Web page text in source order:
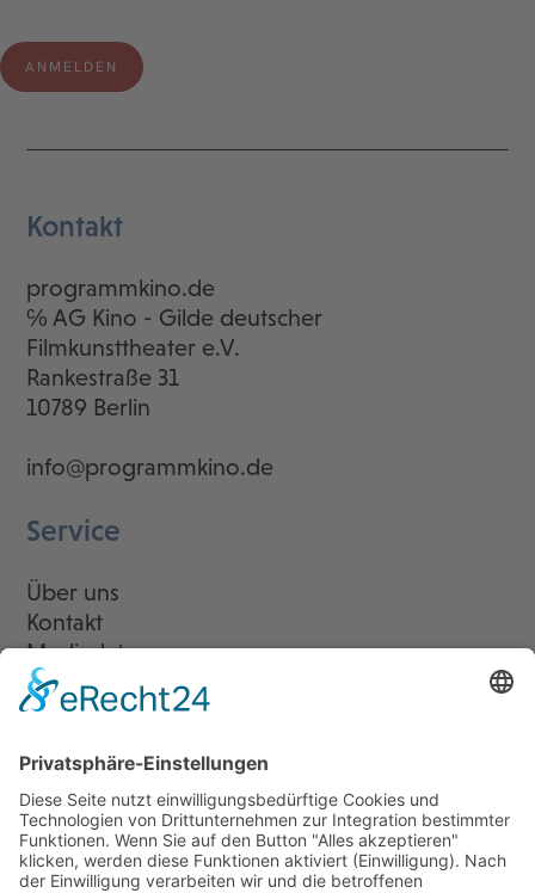
Kontakt
programmkino.de
℅ AG Kino - Gilde deutscher
Filmkunsttheater e.V.
Rankestraße 31
10789 Berlin
info@programmkino.de
Service
Über uns
Kontakt
Mediadaten
Newsletter
LogIn
Legal
Impressum
Datenschutzerklärung